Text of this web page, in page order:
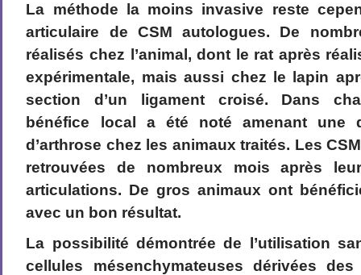
La méthode la moins invasive reste
articulaire de CSM autologues. De
réalisés chez l’animal, dont le rat après
expérimentale, mais aussi chez le lapin
section d’un ligament croisé. Dans
bénéfice local a été noté amenant une
d’arthrose chez les animaux traités. Les
retrouvées de nombreux mois après
articulations. De gros animaux ont
avec un bon résultat.
La possibilité démontrée de l’utilisation
cellules mésenchymateuses dérivées